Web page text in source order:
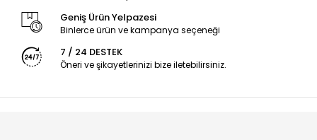
Geniş Ürün Yelpazesi
Binlerce ürün ve kampanya seçeneği
7 / 24 DESTEK
Öneri ve şikayetlerinizi bize iletebilirsiniz.